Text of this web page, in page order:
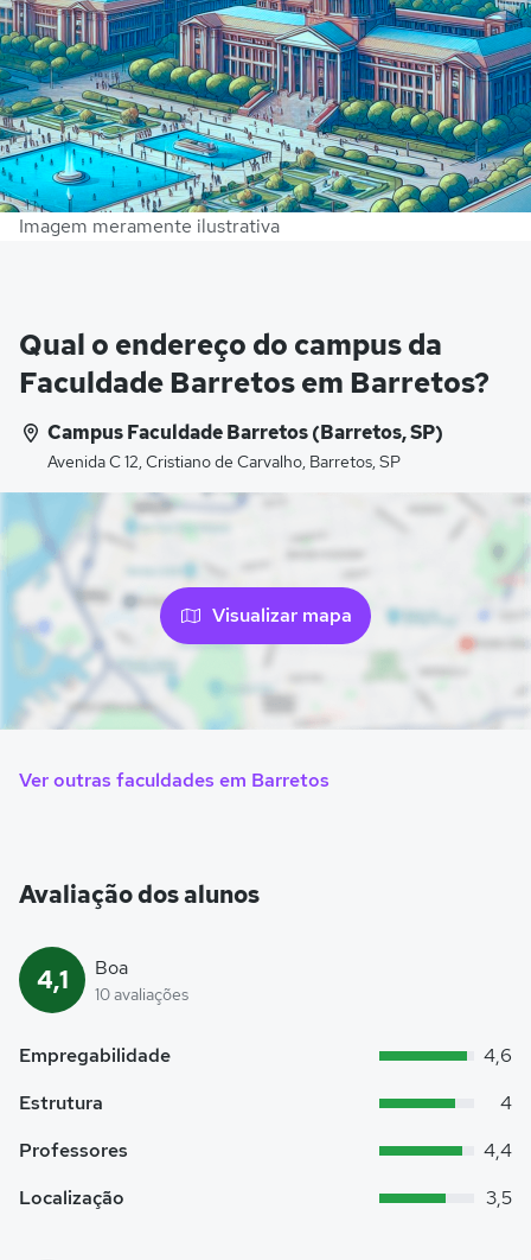
Imagem meramente ilustrativa
Qual o endereço do campus da
Faculdade Barretos em Barretos?
Campus Faculdade Barretos (Barretos, SP)
Avenida C 12, Cristiano de Carvalho, Barretos, SP
Visualizar mapa
Ver outras faculdades em Barretos
Avaliação dos alunos
4,1 Boa
10 avaliações
Empregabilidade
4,6
Estrutura
4
Professores
4,4
Localização
3,5